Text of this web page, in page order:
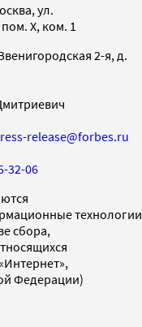
ул.
X, ком. 1
2-я, д.
release@forbes.ru
32-06
технологии
сбора,
Федерации)